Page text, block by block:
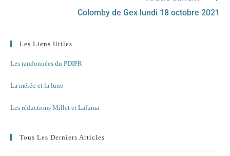
Colomby de Gex lundi 18 octobre 2021
Les Liens Utiles
Les randonnées du PDIPR
La météo et la lune
Les réductions Millet et Lafuma
Tous Les Derniers Articles